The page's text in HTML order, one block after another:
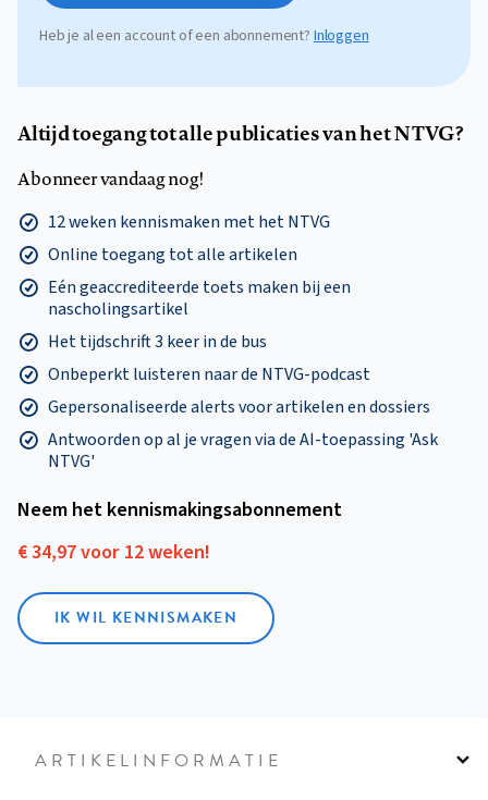
Heb je al een account of een abonnement? Inloggen
Altijd toegang tot alle publicaties van het NTVG?
Abonneer vandaag nog!
12 weken kennismaken met het NTVG
Online toegang tot alle artikelen
Eén geaccrediteerde toets maken bij een
nascholingsartikel
Het tijdschrift 3 keer in de bus
Onbeperkt luisteren naar de NTVG-podcast
Gepersonaliseerde alerts voor artikelen en dossiers
Antwoorden op al je vragen via de AI-toepassing 'Ask
NTVG'
Neem het kennismakings­abonnement
€ 34,97 voor 12 weken!
IK WIL KENNISMAKEN
ARTIKELINFORMATIE